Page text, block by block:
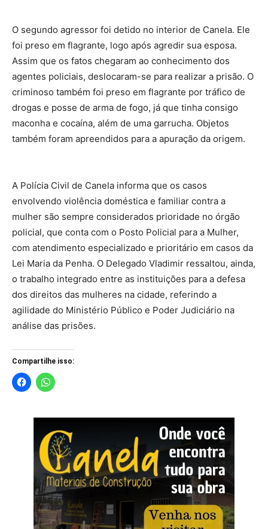
O segundo agressor foi detido no interior de Canela. Ele
foi preso em flagrante, logo após agredir sua esposa.
Assim que os fatos chegaram ao conhecimento dos
agentes policiais, deslocaram-se para realizar a prisão. O
criminoso também foi preso em flagrante por tráfico de
drogas e posse de arma de fogo, já que tinha consigo
maconha e cocaína, além de uma garrucha. Objetos
também foram apreendidos para a apuração da origem.
A Polícia Civil de Canela informa que os casos
envolvendo violência doméstica e familiar contra a
mulher são sempre considerados prioridade no órgão
policial, que conta com o Posto Policial para a Mulher,
com atendimento especializado e prioritário em casos da
Lei Maria da Penha. O Delegado Vladimir ressaltou, ainda,
o trabalho integrado entre as instituições para a defesa
dos direitos das mulheres na cidade, referindo a
agilidade do Ministério Público e Poder Judiciário na
análise das prisões.
Compartilhe isso: